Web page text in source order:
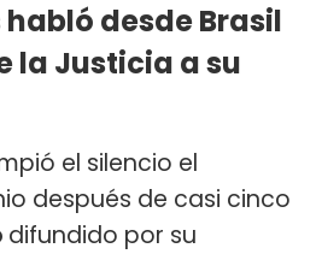
desde Brasil
la Justicia a su
el silencio el
después de casi cinco
difundido por su